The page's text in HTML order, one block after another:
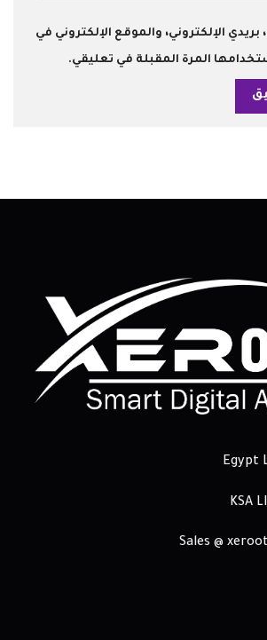
الإلكتروني، والموقع الإلكتروني في
المرة المقبلة في تعليقي.
Egypt